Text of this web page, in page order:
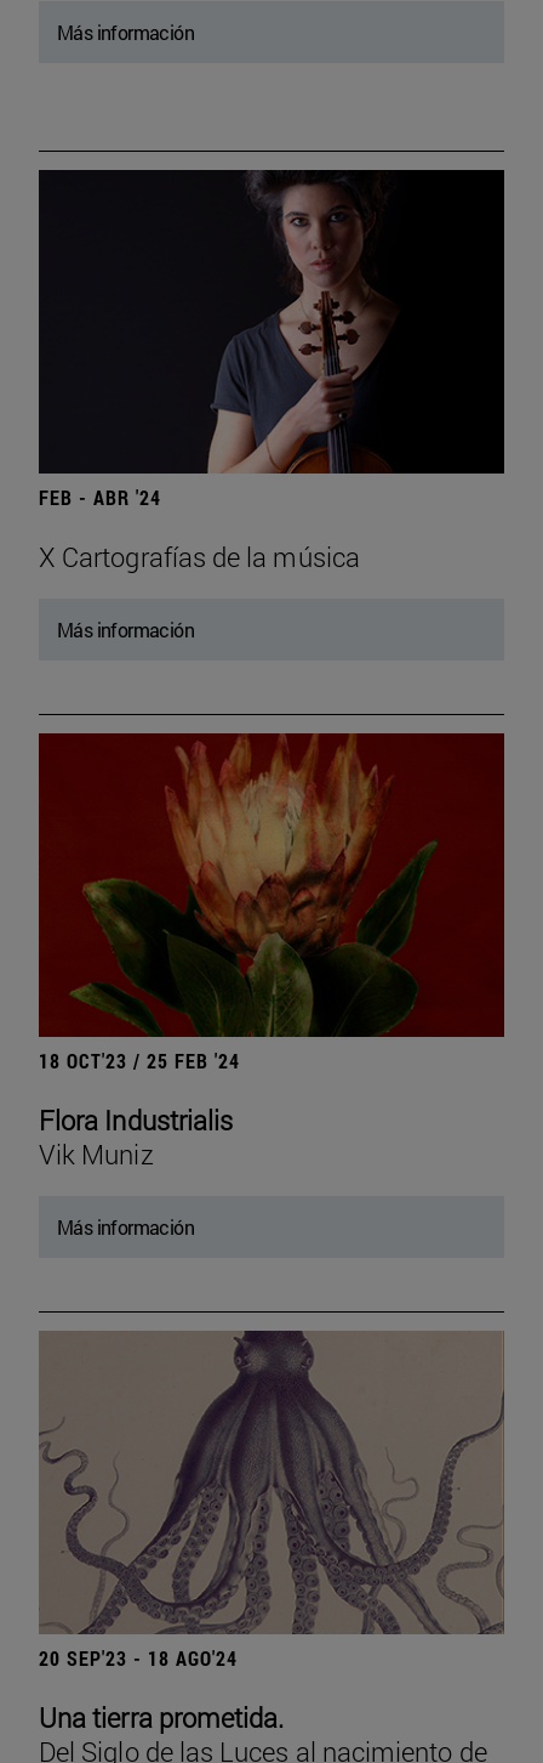
Más información
FEB - ABR '24
X Cartografías de la música
Más información
18 OCT'23 / 25 FEB '24
Flora Industrialis
Vik Muniz
Más información
20 SEP'23 - 18 AGO'24
Una tierra prometida.
Del Siglo de las Luces al nacimiento de